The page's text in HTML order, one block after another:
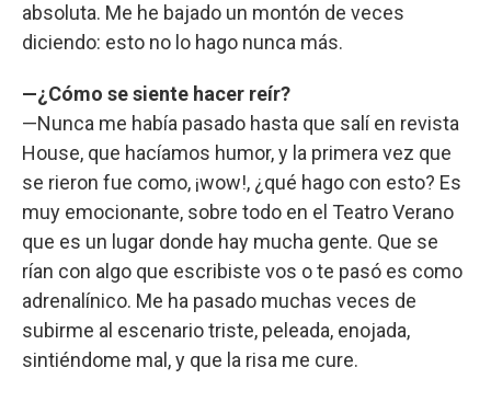
absoluta. Me he bajado un montón de veces
diciendo: esto no lo hago nunca más.
—¿Cómo se siente hacer reír?
—Nunca me había pasado hasta que salí en revista
House, que hacíamos humor, y la primera vez que
se rieron fue como, ¡wow!, ¿qué hago con esto? Es
muy emocionante, sobre todo en el Teatro Verano
que es un lugar donde hay mucha gente. Que se
rían con algo que escribiste vos o te pasó es como
adrenalínico. Me ha pasado muchas veces de
subirme al escenario triste, peleada, enojada,
sintiéndome mal, y que la risa me cure.